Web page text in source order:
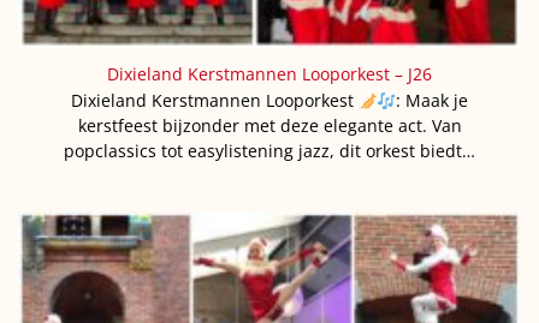
Dixieland Kerstmannen Looporkest – J26
Dixieland Kerstmannen Looporkest
: Maak je
kerstfeest bijzonder met deze elegante act. Van
popclassics tot easylistening jazz, dit orkest biedt…